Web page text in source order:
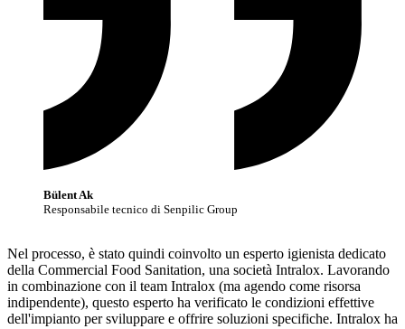
Bülent Ak
Responsabile tecnico di Senpilic Group
Nel processo, è stato quindi coinvolto un esperto igienista dedicato
della Commercial Food Sanitation, una società Intralox. Lavorando
in combinazione con il team Intralox (ma agendo come risorsa
indipendente), questo esperto ha verificato le condizioni effettive
dell'impianto per sviluppare e offrire soluzioni specifiche. Intralox ha